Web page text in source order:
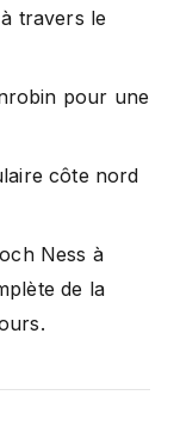
travers le
pour une
côte nord
Ness à
de la